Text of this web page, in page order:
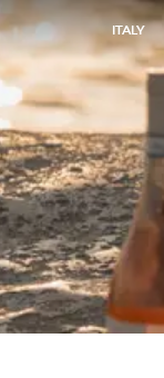
ITALY